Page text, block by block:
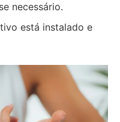
necessário.
está instalado e